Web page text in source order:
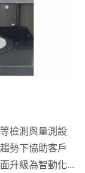
檢測與量測設
勢下協助客戶
升級為智動化